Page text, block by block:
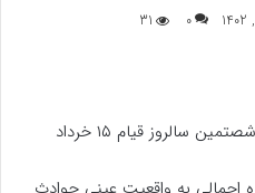
0
31
سالروز قیام ۱۵ خرداد